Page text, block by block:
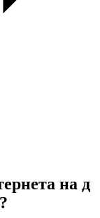
на д